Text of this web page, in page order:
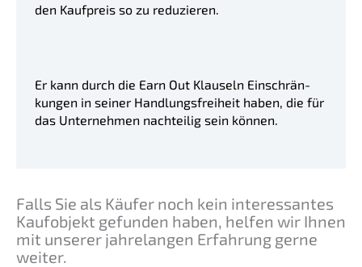
den Kaufpreis so zu reduzieren.
Er kann durch die Earn Out Klauseln Einschrän­
kun­gen in seiner Handlungs­frei­heit haben, die für
das Unter­neh­men nachtei­lig sein können.
Falls Sie als Käufer noch kein inter­es­san­tes
Kaufob­jekt gefun­den haben, helfen wir Ihnen
mit unserer jahre­lan­gen Erfah­rung gerne
weiter.